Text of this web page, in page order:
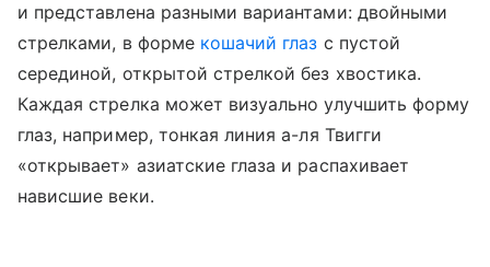
и представлена разными вариантами: двойными
стрелками, в форме кошачий глаз с пустой
серединой, открытой стрелкой без хвостика.
Каждая стрелка может визуально улучшить форму
глаз, например, тонкая линия а-ля Твигги
«открывает» азиатские глаза и распахивает
нависшие веки.